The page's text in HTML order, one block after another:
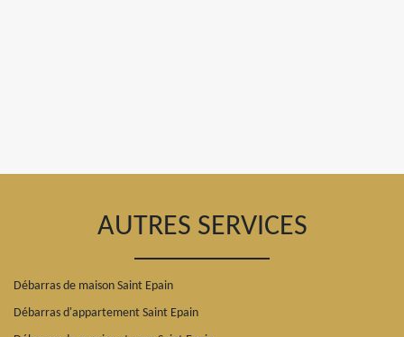
AUTRES SERVICES
Débarras de maison Saint Epain
Débarras d'appartement Saint Epain